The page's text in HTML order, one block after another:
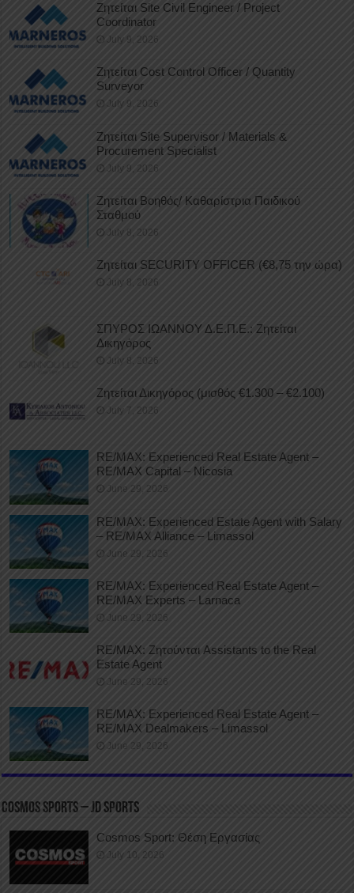
Ζητείται Site Civil Engineer / Project
Coordinator
July 9, 2026
Ζητείται Cost Control Officer / Quantity
Surveyor
July 9, 2026
Ζητείται Site Supervisor / Materials &
Procurement Specialist
July 9, 2026
Ζητείται Βοηθός/ Καθαρίστρια Παιδικού
Σταθμού
July 8, 2026
Ζητείται SECURITY OFFICER (€8,75 την ώρα)
July 8, 2026
ΣΠΥΡΟΣ ΙΩΑΝΝΟΥ Δ.Ε.Π.Ε.: Ζητείται
Δικηγόρος
July 8, 2026
Ζητείται Δικηγόρος (μισθός €1.300 – €2.100)
July 7, 2026
RE/MAX: Experienced Real Estate Agent –
RE/MAX Capital – Nicosia
June 29, 2026
RE/MAX: Experienced Estate Agent with Salary
– RE/MAX Alliance – Limassol
June 29, 2026
RE/MAX: Experienced Real Estate Agent –
RE/MAX Experts – Larnaca
June 29, 2026
RE/MAX: Ζητούνται Assistants to the Real
Estate Agent
June 29, 2026
RE/MAX: Experienced Real Estate Agent –
RE/MAX Dealmakers – Limassol
June 29, 2026
COSMOS SPORTS – JD SPORTS
Cosmos Sport: Θέση Εργασίας
July 10, 2026